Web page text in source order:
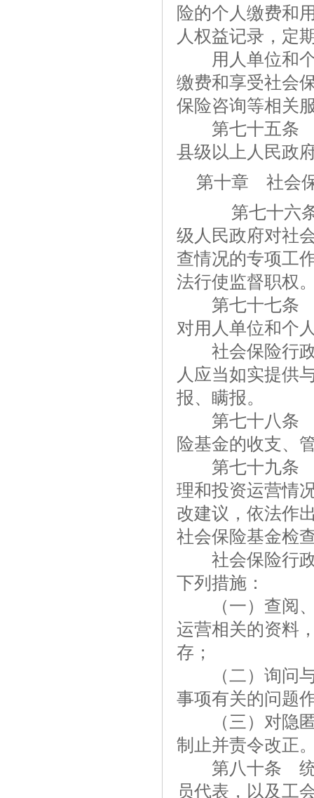
险的个人缴费和
人权益记录，定
用人单位和个
缴费和享受社会
保险咨询等相关
第七十五条 全
县级以上人民政
第十章 社会
第七十六条
级人民政府对社
查情况的专项工
法行使监督职权
第七十七条 县
对用人单位和个
社会保险行政
人应当如实提供
报、瞒报。
第七十八条 财
险基金的收支、
第七十九条 社
理和投资运营情
改建议，依法作
社会保险基金检
社会保险行政
下列措施：
（一）查阅、
运营相关的资料
存；
（二）询问与
事项有关的问题
（三）对隐匿
制止并责令改正
第八十条 统筹
员代表，以及工